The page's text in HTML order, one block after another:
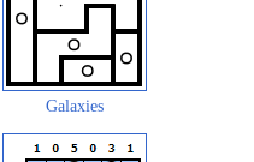
Galaxies